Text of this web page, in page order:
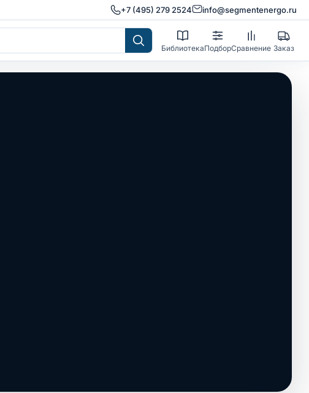
+7 (495) 279 2524 info@segmentenergo.ru
БиблиотекаПодборСравнение Заказ